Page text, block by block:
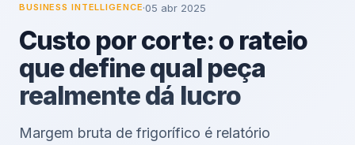
BUSINESS INTELLIGENCE·05 abr 2025
Custo por corte: o rateio
que define qual peça
realmente dá lucro
Margem bruta de frigorífico é relatório